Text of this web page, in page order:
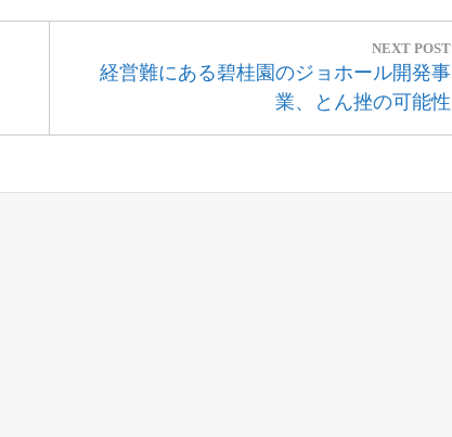
NEXT POST
Next
経営難にある碧桂園のジョホール開発事
業、とん挫の可能性